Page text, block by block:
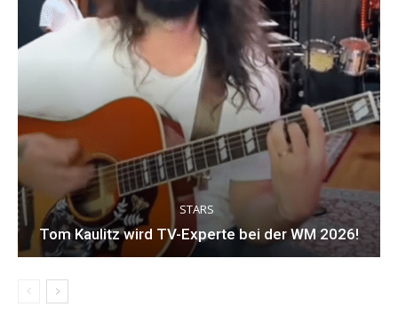
STARS
Tom Kaulitz wird TV-Experte bei der WM 2026!